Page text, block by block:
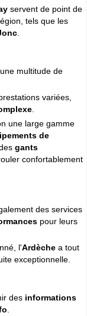
pour voir notre
servent de point de
tels que les
multitude de
variées,
une large gamme
de
des gants
confortablement
des services
pour leurs
l'Ardèche a tout
exceptionnelle.
des informations